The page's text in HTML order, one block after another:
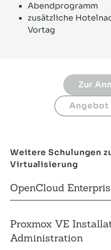
Abendprogramm
zusätzliche
Vortag
Weitere Schulungen
Virtualisierung
OpenCloud
Proxmox VE
Administration